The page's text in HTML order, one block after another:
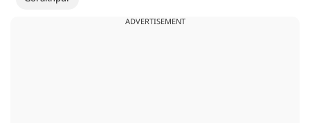
ADVERTISEMENT